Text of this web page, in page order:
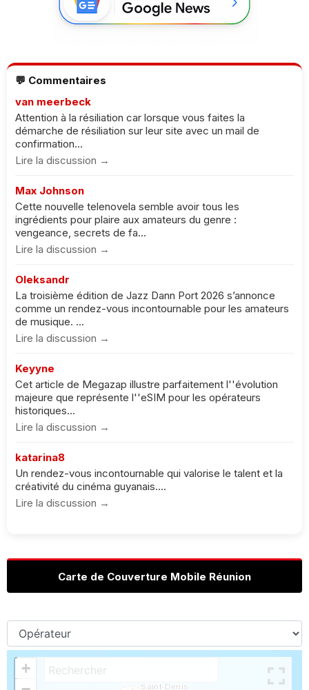
💬 Commentaires
van meerbeck
Attention à la résiliation car lorsque vous faites la
démarche de résiliation sur leur site avec un mail de
confirmation...
Lire la discussion →
Max Johnson
Cette nouvelle telenovela semble avoir tous les
ingrédients pour plaire aux amateurs du genre :
vengeance, secrets de fa...
Lire la discussion →
Oleksandr
La troisième édition de Jazz Dann Port 2026 s’annonce
comme un rendez-vous incontournable pour les amateurs
de musique. ...
Lire la discussion →
Keyyne
Cet article de Megazap illustre parfaitement l''évolution
majeure que représente l''eSIM pour les opérateurs
historiques...
Lire la discussion →
katarina8
Un rendez-vous incontournable qui valorise le talent et la
créativité du cinéma guyanais....
Lire la discussion →
Carte de Couverture Mobile Réunion